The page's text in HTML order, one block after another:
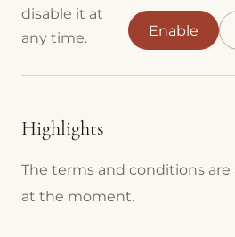
disable it at
any time.
Enable
Highlights
The terms and conditions are
at the moment.